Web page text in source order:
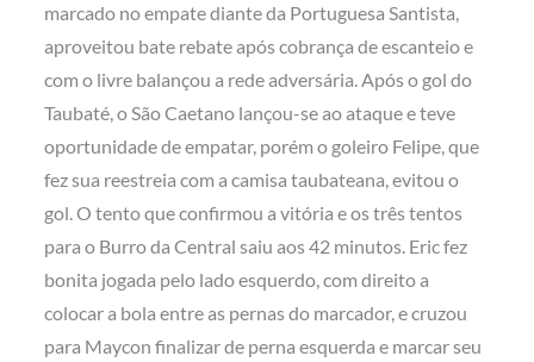
marcado no empate diante da Portuguesa Santista,
aproveitou bate rebate após cobrança de escanteio e
com o livre balançou a rede adversária. Após o gol do
Taubaté, o São Caetano lançou-se ao ataque e teve
oportunidade de empatar, porém o goleiro Felipe, que
fez sua reestreia com a camisa taubateana, evitou o
gol. O tento que confirmou a vitória e os três tentos
para o Burro da Central saiu aos 42 minutos. Eric fez
bonita jogada pelo lado esquerdo, com direito a
colocar a bola entre as pernas do marcador, e cruzou
para Maycon finalizar de perna esquerda e marcar seu